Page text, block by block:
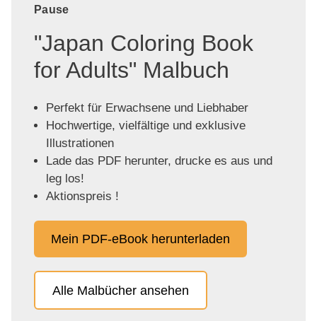
Pause
"Japan Coloring Book
for Adults" Malbuch
Perfekt für Erwachsene und Liebhaber
Hochwertige, vielfältige und exklusive
Illustrationen
Lade das PDF herunter, drucke es aus und
leg los!
Aktionspreis !
Mein PDF-eBook herunterladen
Alle Malbücher ansehen